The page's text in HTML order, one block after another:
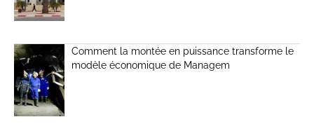
Comment la montée en puissance transforme le
modèle économique de Managem